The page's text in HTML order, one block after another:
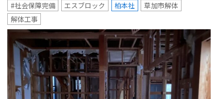
#社会保障完備 エスブロック 柏本社
草加市解体
解体工事